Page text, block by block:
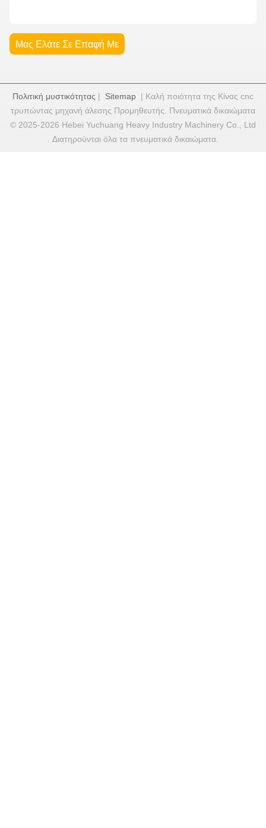
Μας Ελάτε Σε Επαφή Με
Πολιτική μυστικότητας | Sitemap | Καλή ποιότητα της Κίνας cnc
τρυπώντας μηχανή άλεσης Προμηθευτής. Πνευματικά δικαιώματα
© 2025-2026 Hebei Yuchuang Heavy Industry Machinery Co., Ltd
. Διατηρούνται όλα τα πνευματικά δικαιώματα.